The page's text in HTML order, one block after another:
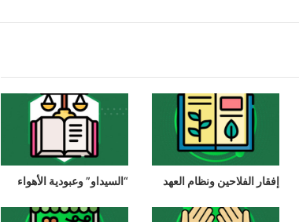
إفقار الفلاحين ونظام العهد “السيداو” وعبودية الأهواء